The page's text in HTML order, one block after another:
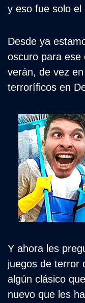
y eso fue solo
Desde ya
oscuro para ese
verán, de vez
terroríficos en
Y ahora les
juegos de terror
algún clásico
nuevo que les